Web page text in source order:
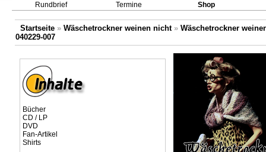
Rundbrief Termine Shop
Startseite» Wäschetrockner weinen nicht» Wäschetrockner
040229-007
Bücher
CD / LP
DVD
Fan-Artikel
Shirts